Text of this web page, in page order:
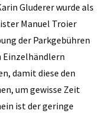
Gluderer wurde als
Manuel Troier
der Parkgebühren
Einzelhändlern
damit diese den
um gewisse Zeit
ist der geringe